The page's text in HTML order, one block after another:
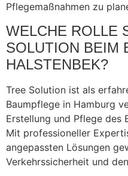
Pflegemaßnahmen zu
WELCHE ROLLE
SOLUTION BEIM
HALSTENBEK?
Tree Solution ist als
Baumpflege in Hamburg
Erstellung und Pflege des
Mit professioneller
angepassten Lösungen
Verkehrssicherheit und